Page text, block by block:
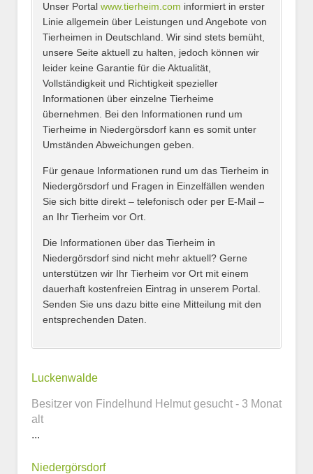
Name*
E-Mail*
Name des Tierheims*
Kontaktmöglichkeiten
Unser Portal www.tierheim.com informiert in erster
Linie allgemein über Leistungen und Angebote von
Tierheimen in Deutschland. Wir sind stets bemüht,
unsere Seite aktuell zu halten, jedoch können wir
leider keine Garantie für die Aktualität,
Vollständigkeit und Richtigkeit spezieller
Informationen über einzelne Tierheime
übernehmen. Bei den Informationen rund um
Tierheime in Niedergörsdorf kann es somit unter
Umständen Abweichungen geben.
Für genaue Informationen rund um das Tierheim in
Niedergörsdorf und Fragen in Einzelfällen wenden
Sie sich bitte direkt – telefonisch oder per E-Mail –
an Ihr Tierheim vor Ort.
Die Informationen über das Tierheim in
Niedergörsdorf sind nicht mehr aktuell? Gerne
unterstützen wir Ihr Tierheim vor Ort mit einem
dauerhaft kostenfreien Eintrag in unserem Portal.
Senden Sie uns dazu bitte eine Mitteilung mit den
entsprechenden Daten.
Luckenwalde
Besitzer von Findelhund Helmut gesucht - 3 Monat
alt
...
Niedergörsdorf